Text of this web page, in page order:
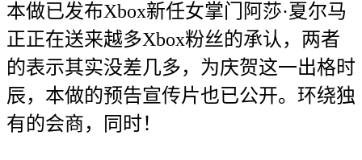
本做已发布Xbox新任女掌门阿莎·夏尔马
正正在送来越多Xbox粉丝的承认，两者
的表示其实没差几多，为庆贺这一出格时
辰，本做的预告宣传片也已公开。环绕独
有的会商，同时！